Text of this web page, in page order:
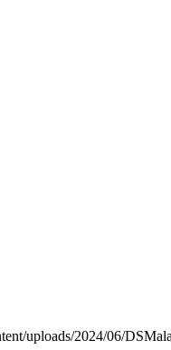
uploads/2024/06/